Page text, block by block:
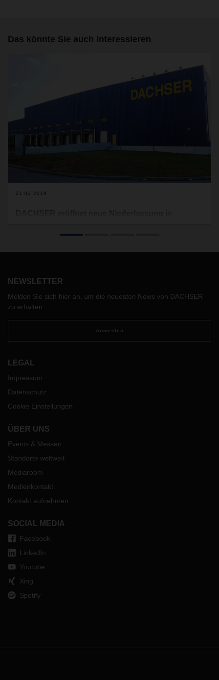
Das könnte Sie auch interessieren
21.02.2019
Coimbra in Portugal bezogen. Damit verdreifacht der
NEWSLETTER
Melden Sie sich hier an, um die neuesten News von DACHSER
zu erhalten.
Anmelden
LEGAL
Impressum
Datenschutz
Cookie Einstellungen
ÜBER UNS
Events & Messen
Standorte weltweit
Mediaroom
Medienkontakt
Kontakt aufnehmen
SOCIAL MEDIA
Facebook
LinkedIn
Youtube
Xing
Spotify